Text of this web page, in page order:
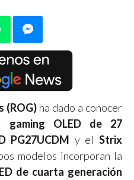
(ROG) ha dado a conocer
gaming OLED de 27
PG27UCDM y elStrix
modelos incorporan la
de cuarta generación